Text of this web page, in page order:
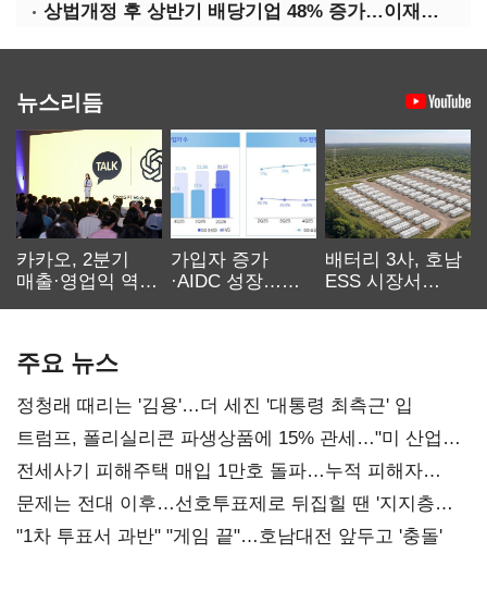
상법개정 후 상반기 배당기업 48% 증가…이재용 배당액 728억 1위
뉴스리듬
카카오, 2분기
매출·영업익 역대
가입자 증가
·AIDC 성장…
배터리 3사, 호남
ESS 시장서
주요 뉴스
정청래 때리는 '김용'…더 세진 '대통령 최측근' 입
트럼프, 폴리실리콘 파생상품에 15% 관세…"미 산업
재건"
전세사기 피해주택 매입 1만호 돌파…누적 피해자
4만278명
문제는 전대 이후…선호투표제로 뒤집힐 땐 '지지층
불복'
"1차 투표서 과반" "게임 끝"…호남대전 앞두고 '충돌'